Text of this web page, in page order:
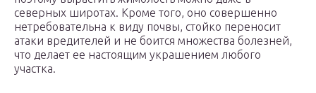
северных широтах. Кроме того, оно совершенно
нетребовательна к виду почвы, стойко переносит
атаки вредителей и не боится множества болезней,
что делает ее настоящим украшением любого
участка.